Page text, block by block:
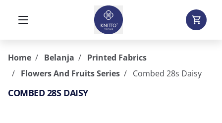
Home Belanja
Printed Fabrics
Flowers And Fruits Series
Combed 28s Daisy
COMBED 28S DAISY